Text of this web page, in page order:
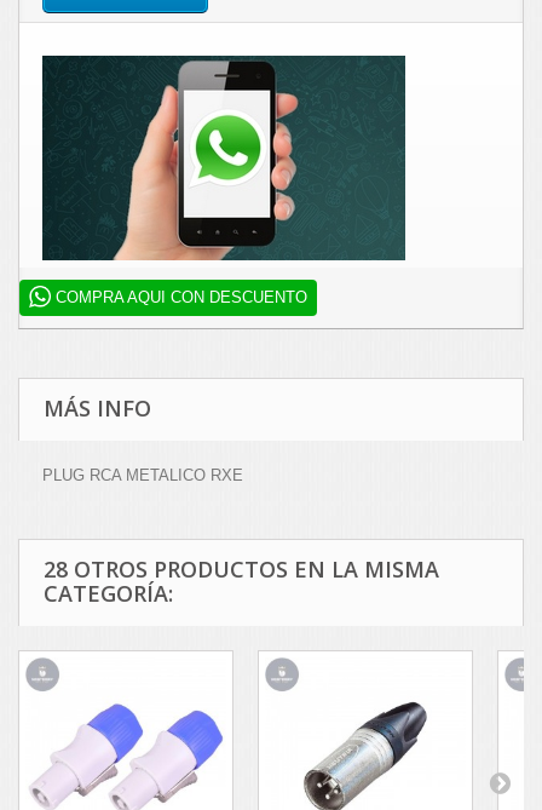
COMPRA AQUI CON DESCUENTO
MÁS INFO
PLUG RCA METALICO RXE
28 OTROS PRODUCTOS EN LA MISMA
CATEGORÍA: